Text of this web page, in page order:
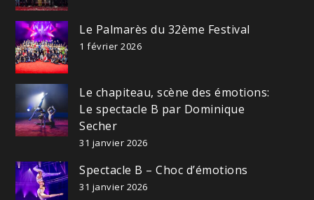
Le Palmarès du 32ème Festival
1 février 2026
Le chapiteau, scène des émotions:
Le spectacle B par Dominique
Secher
31 janvier 2026
Spectacle B – Choc d’émotions
31 janvier 2026